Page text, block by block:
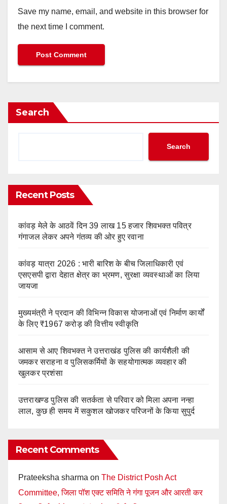
Save my name, email, and website in this browser for
the next time I comment.
Search
Search
Recent Posts
कांवड़ मेले के आठवें दिन 39 लाख 15 हजार शिवभक्त पवित्र
गंगाजल लेकर अपने गंतव्य की ओर हुए रवाना
कांवड़ यात्रा 2026 : भारी बारिश के बीच जिलाधिकारी एवं
एसएसपी द्वारा देहात क्षेत्र का भ्रमण, सुरक्षा व्यवस्थाओं का लिया
जायजा
मुख्यमंत्री ने प्रदान की विभिन्न विकास योजनाओं एवं निर्माण कार्यों
के लिए ₹1967 करोड़ की वित्तीय स्वीकृति
आसाम से आए शिवभक्त ने उत्तराखंड पुलिस की कार्यशैली की
जमकर सराहना व पुलिसकर्मियों के सहयोगात्मक व्यवहार की
खुलकर प्रशंसा
उत्तराखण्ड पुलिस की सतर्कता से परिवार को मिला अपना नन्हा
लाल, कुछ ही समय में सकुशल खोजकर परिजनों के किया सुपुर्द
Recent Comments
Prateeksha sharma on The District Posh Act
Committee, जिला पॉश एक्ट समिति ने गंगा पूजन और आरती कर